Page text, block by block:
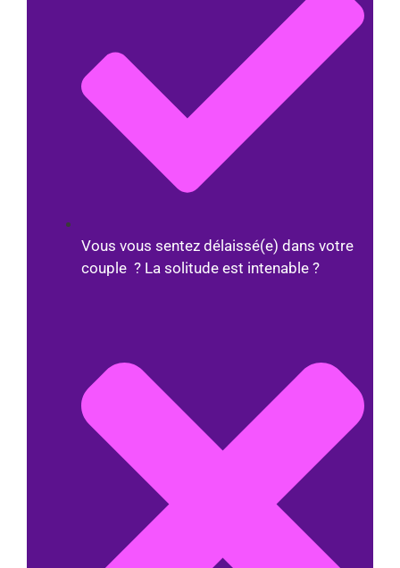
Vous vous sentez délaissé(e) dans votre
couple ? La solitude est intenable ?